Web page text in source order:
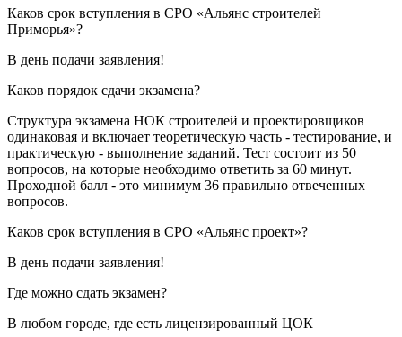
Каков срок вступления в СРО «Альянс строителей
Приморья»?
В день подачи заявления!
Каков порядок сдачи экзамена?
Структура экзамена НОК строителей и проектировщиков
одинаковая и включает теоретическую часть - тестирование, и
практическую - выполнение заданий. Тест состоит из 50
вопросов, на которые необходимо ответить за 60 минут.
Проходной балл - это минимум 36 правильно отвеченных
вопросов.
Каков срок вступления в СРО «Альянс проект»?
В день подачи заявления!
Где можно сдать экзамен?
В любом городе, где есть лицензированный ЦОК